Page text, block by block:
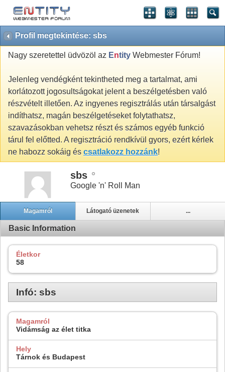
Profil megtekintése: sbs
Nagy szeretettel üdvözöl az Entity Webmester Fórum!
Jelenleg vendégként tekintheted meg a tartalmat, ami
korlátozott jogosultságokat jelent a beszélgetésben való
részvételt illetően. Az ingyenes regisztrálás után társalgást
indíthatsz, magán beszélgetéseket folytathatsz,
szavazásokban vehetsz részt és számos egyéb funkció
tárul fel előtted. A regisztráció rendkívül gyors, ezért kérlek
ne habozz sokáig és csatlakozz hozzánk!
sbs
Google 'n' Roll Man
Magamról Látogató üzenetek ...
Basic Information
Életkor
58
Infó: sbs
Magamról
Vidámság az élet titka
Hely
Tárnok és Budapest